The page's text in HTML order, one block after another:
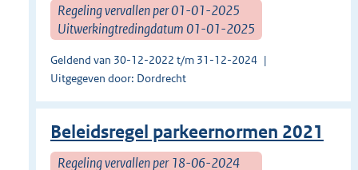
Regeling vervallen per 01-01-2025
Uitwerkingtredingdatum 01-01-2025
Geldend van 30-12-2022 t/m 31-12-2024
Uitgegeven door: Dordrecht
Beleidsregel parkeernormen 2021
Regeling vervallen per 18-06-2024